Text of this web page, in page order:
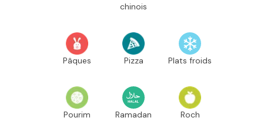
chinois
Pâques Pizza Plats froids
Pourim Ramadan Roch